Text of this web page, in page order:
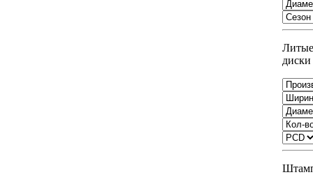
Литые
диски